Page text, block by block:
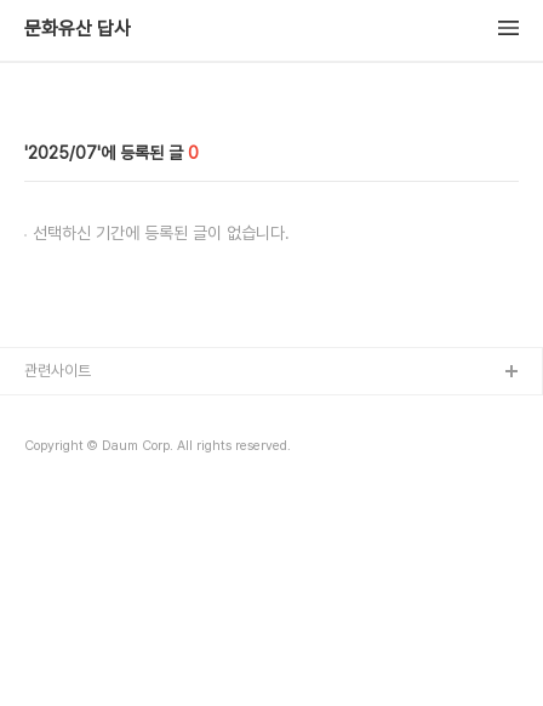
문화유산 답사
2025/07 0
선택하신 기간에 등록된 글이 없습니다.
Copyright © Daum Corp. All rights reserved.
관련사이트